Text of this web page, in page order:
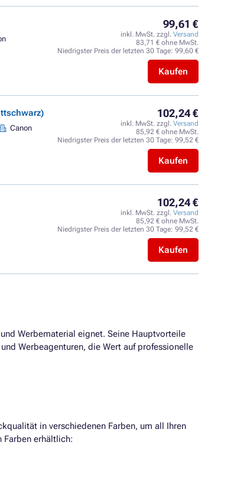
99,61 €
inkl. MwSt. zzgl. Versand
83,71 € ohne MwSt.
Niedrigster Preis der letzten 30 Tage: 99,60 €
Kaufen
Canon
102,24 €
inkl. MwSt. zzgl. Versand
85,92 € ohne MwSt.
Niedrigster Preis der letzten 30 Tage: 99,52 €
Kaufen
102,24 €
inkl. MwSt. zzgl. Versand
85,92 € ohne MwSt.
Niedrigster Preis der letzten 30 Tage: 99,52 €
Kaufen
Werbematerial eignet. Seine Hauptvorteile
Werbeagenturen, die Wert auf professionelle
in verschiedenen Farben, um all Ihren
Farben erhältlich: